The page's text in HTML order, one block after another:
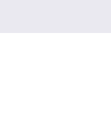
fiche diffusion